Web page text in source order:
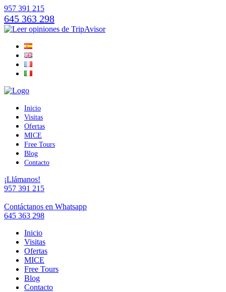
957 391 215
645 363 298
Inicio
Visitas
Ofertas
MICE
Free Tours
Blog
Contacto
¡Llámanos!
957 391 215
Contáctanos en Whatsapp
645 363 298
Inicio
Visitas
Ofertas
MICE
Free Tours
Blog
Contacto